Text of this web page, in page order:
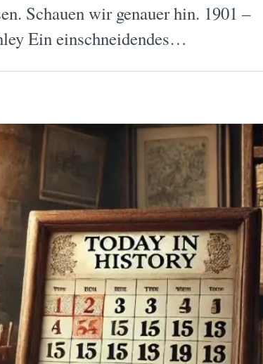
Schauen wir genauer hin. 1901 –
Ein einschneidendes…